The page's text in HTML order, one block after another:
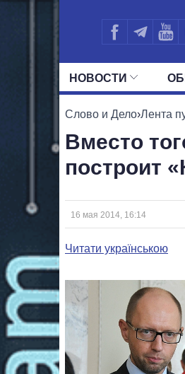
НОВОСТИ
ВСЕ
Слово и Дело›Лента
Вместо
построит
16 мая 2014, 16:14
Читати українською